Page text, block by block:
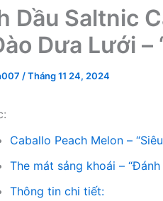
Dầu Saltnic
Dưa Lưới –
/Tháng 11 24, 2024
Caballo Peach Melon –
The mát sảng khoái –
Thông tin chi tiết: